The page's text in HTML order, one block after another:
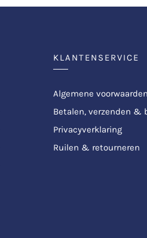
KLANTENSERVICE
Algemene voorwaarden
Betalen, verzenden &
Privacyverklaring
Ruilen & retourneren